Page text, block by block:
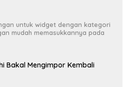
untuk widget dengan kategori
mudah memasukkannya pada
Bakal Mengimpor Kembali